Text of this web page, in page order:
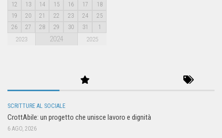
12
13 14 15 16 17
18
19
20 21 22 23 24
25
26
27 28 29 30 31 1
2023 2024 2025
SCRITTURE AL SOCIALE
CrottAbile: un progetto che unisce lavoro e dignità
6 AGO, 2026